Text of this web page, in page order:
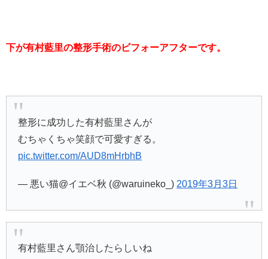
下が有村藍里の整形手術のビフォーアフターです。
整形に成功した有村藍里さんが
むちゃくちゃ笑顔で可愛すぎる。
pic.twitter.com/AUD8mHrbhB
— 悪い猫@イエベ秋 (@waruineko_) 2019年3月3日
有村藍里さん顎治したらしいね